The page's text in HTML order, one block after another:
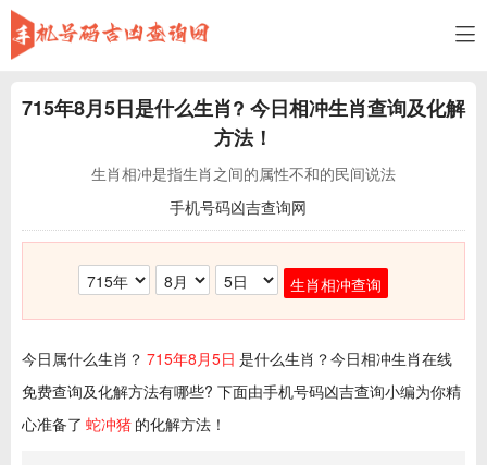
715年8月5日是什么生肖? 今日相冲生肖查询及化解
方法！
生肖相冲是指生肖之间的属性不和的民间说法
手机号码凶吉查询网
生肖相冲查询
今日属什么生肖？ 715年8月5日 是什么生肖？今日相冲生肖在线
免费查询及化解方法有哪些? 下面由手机号码凶吉查询小编为你精
心准备了 蛇冲猪 的化解方法！